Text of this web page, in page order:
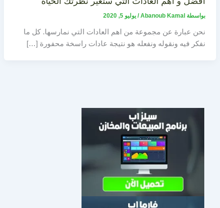
بواسطة Abanoub Kamal
/ يوليو 5, 2020
نحن عبارة عن مجموعة من اهم العادات التي نمارسها. كل ما
نفكر فيه ونقوله ونفعله هو نتيجة عادات راسخة محفورة […]